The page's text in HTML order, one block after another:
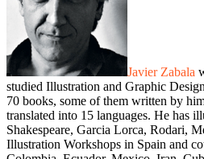
Javier Zabala
studied Illustration and Graphic
70 books, some of them written by
translated into 15 languages. He has
Shakespeare, Garcia Lorca, Rodari,
Illustration Workshops in Spain and